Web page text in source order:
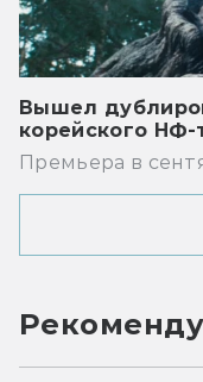
Вышел
корейского
Премьера в